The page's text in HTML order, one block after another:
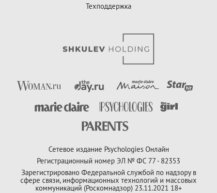
Техподдержка
Сетевое издание Psychologies Онлайн
Регистрационный номер ЭЛ № ФС 77 - 82353
Зарегистрировано Федеральной службой по надзору в
сфере связи, информационных технологий и массовых
коммуникаций (Роскомнадзор) 23.11.2021 18+